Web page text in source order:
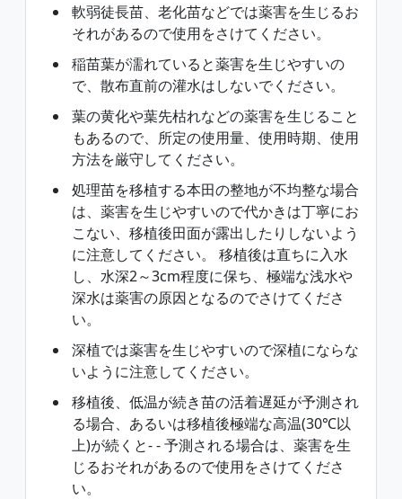
軟弱徒長苗、老化苗などでは薬害を生じるお
それがあるので使用をさけてください。
稲苗葉が濡れていると薬害を生じやすいの
で、散布直前の灌水はしないでください。
葉の黄化や葉先枯れなどの薬害を生じること
もあるので、所定の使用量、使用時期、使用
方法を厳守してください。
処理苗を移植する本田の整地が不均整な場合
は、薬害を生じやすいので代かきは丁寧にお
こない、移植後田面が露出したりしないよう
に注意してください。 移植後は直ちに入水
し、水深2～3cm程度に保ち、極端な浅水や
深水は薬害の原因となるのでさけてくださ
い。
深植では薬害を生じやすいので深植にならな
いように注意してください。
移植後、低温が続き苗の活着遅延が予測され
る場合、あるいは移植後極端な高温(30℃以
上)が続くと- - 予測される場合は、薬害を生
じるおそれがあるので使用をさけてくださ
い。